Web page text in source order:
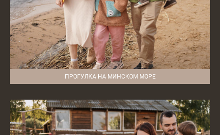
ПРОГУЛКА НА МИНСКОМ МОРЕ